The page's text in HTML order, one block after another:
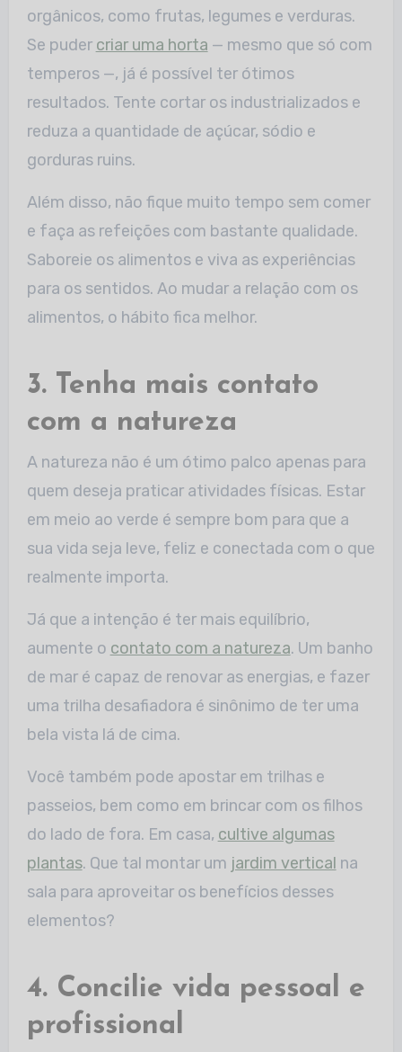
orgânicos, como frutas, legumes e verduras.
Se puder criar uma horta — mesmo que só com
temperos —, já é possível ter ótimos
resultados. Tente cortar os industrializados e
reduza a quantidade de açúcar, sódio e
gorduras ruins.
Além disso, não fique muito tempo sem comer
e faça as refeições com bastante qualidade.
Saboreie os alimentos e viva as experiências
para os sentidos. Ao mudar a relação com os
alimentos, o hábito fica melhor.
3. Tenha mais contato
com a natureza
A natureza não é um ótimo palco apenas para
quem deseja praticar atividades físicas. Estar
em meio ao verde é sempre bom para que a
sua vida seja leve, feliz e conectada com o que
realmente importa.
Já que a intenção é ter mais equilíbrio,
aumente o contato com a natureza. Um banho
de mar é capaz de renovar as energias, e fazer
uma trilha desafiadora é sinônimo de ter uma
bela vista lá de cima.
Você também pode apostar em trilhas e
passeios, bem como em brincar com os filhos
do lado de fora. Em casa, cultive algumas
plantas. Que tal montar um jardim vertical na
sala para aproveitar os benefícios desses
elementos?
4. Concilie vida pessoal e
profissional